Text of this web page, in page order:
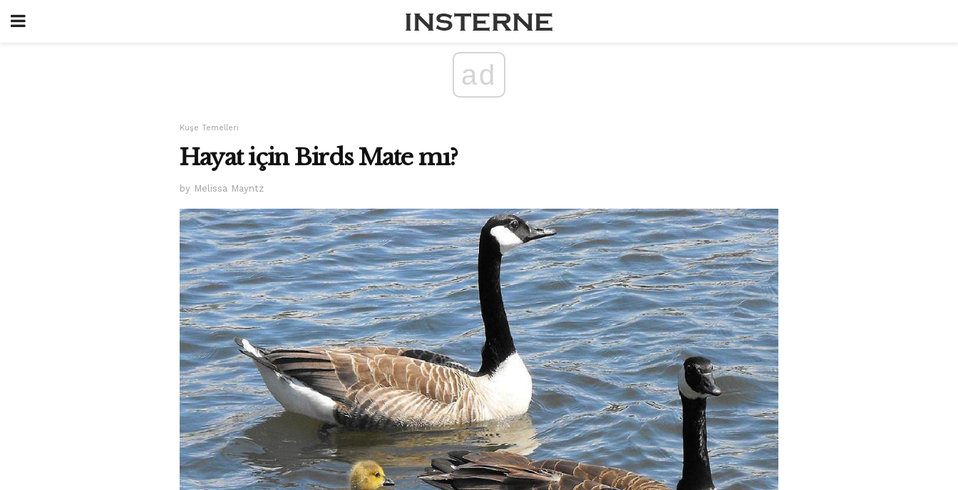
ad
Kuşe Temelleri
Hayat için Birds Mate mı?
by Melissa Mayntz